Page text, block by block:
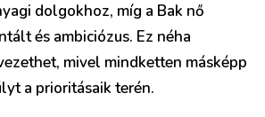
dolgokhoz, míg a Bak nő
és ambiciózus. Ez néha
mivel mindketten másképp
a prioritásaik terén.